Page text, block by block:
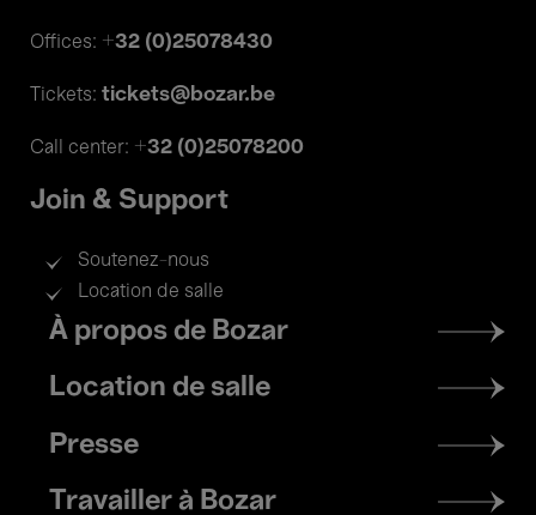
Offices: +32 (0)25078430
Tickets: tickets@bozar.be
Call center: +32 (0)25078200
Join & Support
Soutenez-nous
Location de salle
Footer
menu
À propos de Bozar
Location de salle
Presse
Travailler à Bozar